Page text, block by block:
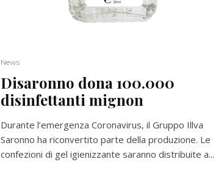
News
Disaronno dona 100.000
disinfettanti mignon
Durante l’emergenza Coronavirus, il Gruppo Illva
Saronno ha riconvertito parte della produzione. Le
confezioni di gel igienizzante saranno distribuite a...